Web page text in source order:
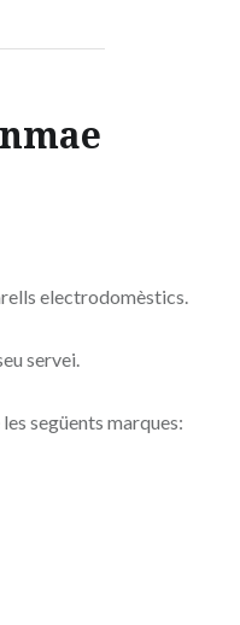
electrodomèstics.
servei.
següents marques: